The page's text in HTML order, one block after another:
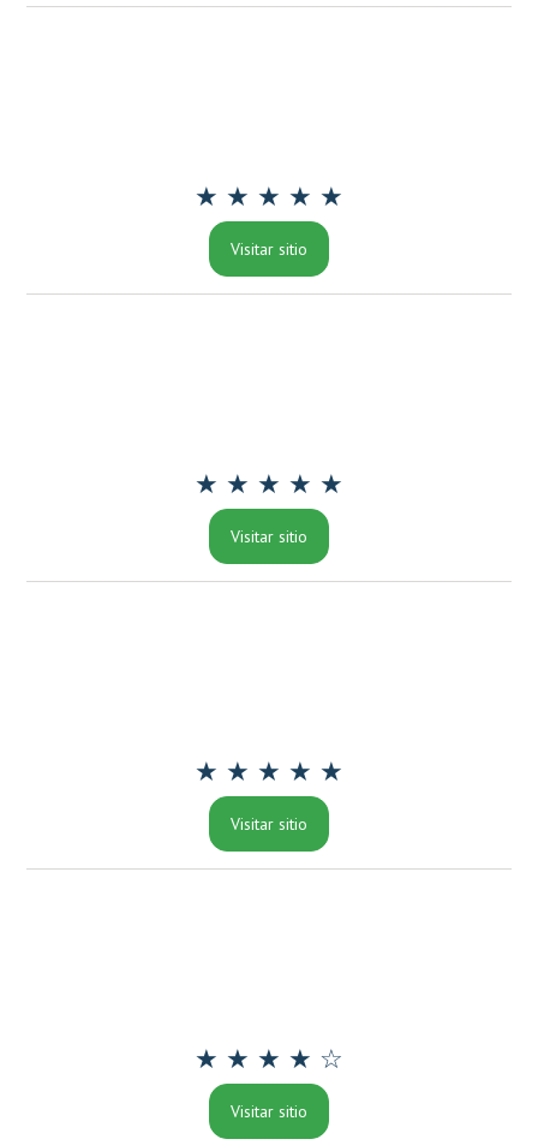
★ ★ ★ ★ ★
Visitar sitio
★ ★ ★ ★ ★
Visitar sitio
★ ★ ★ ★ ★
Visitar sitio
★ ★ ★ ★ ☆
Visitar sitio